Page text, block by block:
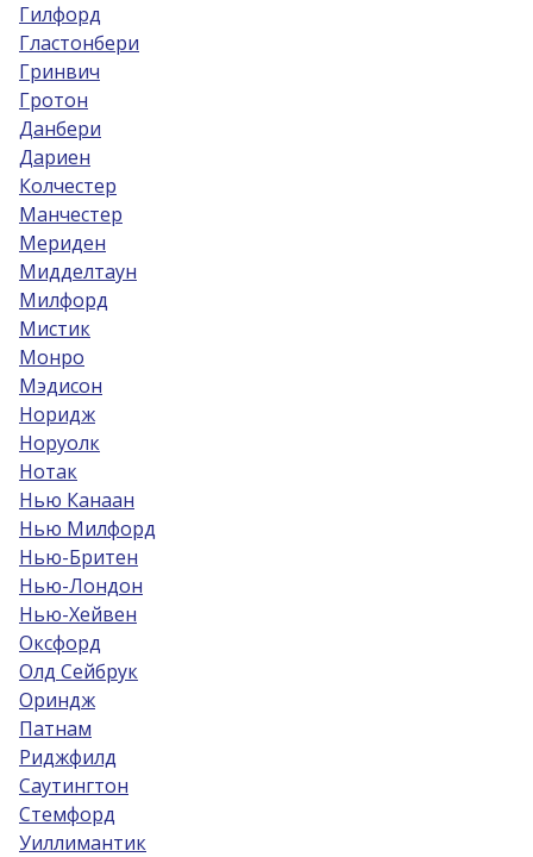
Гилфорд
Гластонбери
Гринвич
Гротон
Данбери
Дариен
Колчестер
Манчестер
Мериден
Мидделтаун
Милфорд
Мистик
Монро
Мэдисон
Норидж
Норуолк
Нотак
Нью Канаан
Нью Милфорд
Нью-Бритен
Нью-Лондон
Нью-Хейвен
Оксфорд
Олд Сейбрук
Ориндж
Патнам
Риджфилд
Саутингтон
Стемфорд
Уиллимантик